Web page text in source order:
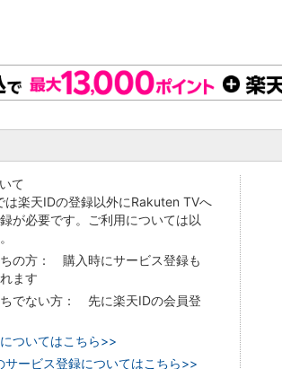
て
は楽天IDの登録以外にRakuten TVへ
が必要です。ご利用については以
の方： 購入時にサービス登録も
ます
でない方： 先に楽天IDの会員登
ついてはこちら>>
サービス登録についてはこちら>>